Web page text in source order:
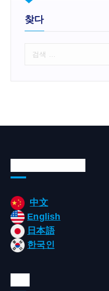
찾다
中文
English
日本語
한국인